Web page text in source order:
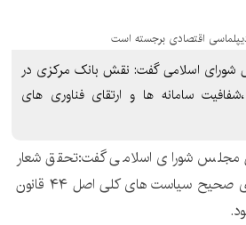
شورای اسلامی گفت: نقش بانک مرکزی در
سامانه ها و ارتقای فناوری های
مجلس شورای اسلامی گفت:تحقق شعار
راهبردی “جهش تولید با مشارکت مردم” با اجرای صحیح سیاست های کلی اصل ۴۴ قانون